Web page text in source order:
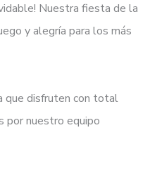
Nuestra fiesta de la
y alegría para los más
que disfruten con total
por nuestro equipo